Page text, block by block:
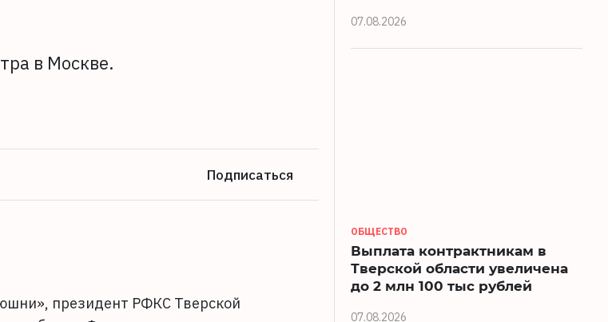
в Москве.
Подписаться
президент РФКС Тверской
07.08.2026
ОБЩЕСТВО
Выплата контрактникам в
Тверской области увеличена
до 2 млн 100 тыс рублей
07.08.2026